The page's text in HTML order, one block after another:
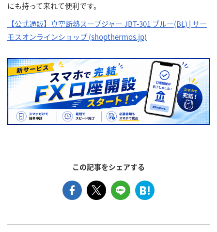
にも持って来れて便利です。
【公式通販】真空断熱スープジャー JBT-301 ブルー(BL) | サー
モスオンラインショップ (shopthermos.jp)
この記事をシェアする